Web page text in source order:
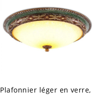
Plafonnier léger en verre,